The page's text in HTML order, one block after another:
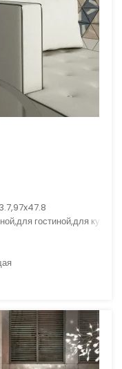
гостиной,для кухни